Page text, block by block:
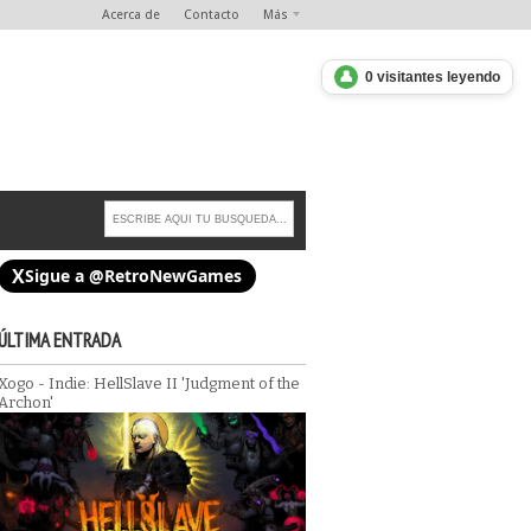
Acerca de Contacto Más
of War Trilogy. Descargas: Los mejores mods de Oblivion (I)
XSigue a @RetroNewGames
👤 0 visitantes leyendo
ENTRADA
- Indie: HellSlave II 'Judgment of the